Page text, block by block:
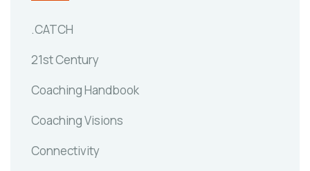
.CATCH
21st Century
Coaching Handbook
Coaching Visions
Connectivity